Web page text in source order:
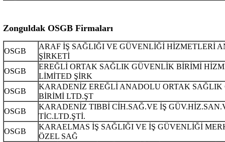
Zonguldak OSGB Firmaları
OSGB
ARAF İŞ SAĞLIĞI VE GÜVENLİĞİ HİZMETLERİ
ŞİRKETİ
OSGB
EREĞLİ ORTAK SAĞLIK GÜVENLİK BİRİMİ
LİMİTED ŞİRK
OSGB
KARADENİZ EREĞLİ ANADOLU ORTAK
BİRİMİ LTD.ŞT
OSGB
KARADENİZ TIBBİ CİH.SAĞ.VE İŞ
TİC.LTD.ŞTİ.
OSGB
KARAELMAS İŞ SAĞLIĞI VE İŞ GÜVENLİĞİ
ÖZEL SAĞ